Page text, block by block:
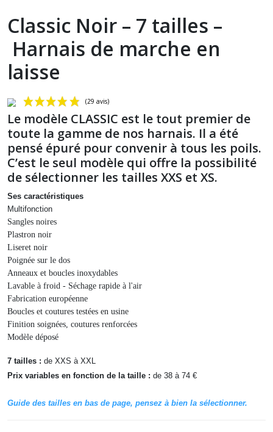
Classic Noir – 7 tailles –
Harnais de marche en
laisse
Le modèle CLASSIC est le tout premier de
toute la gamme de nos harnais. Il a été
pensé épuré pour convenir à tous les poils.
C’est le seul modèle qui offre la possibilité
de sélectionner les tailles XXS et XS.
Ses caractéristiques
Multifonction
Sangles noires
Plastron noir
Liseret noir
Poignée sur le dos
Anneaux et boucles inoxydables
Lavable à froid - Séchage rapide à l'air
Fabrication européenne
Boucles et coutures testées en usine
Finition soignées, coutures renforcées
Modèle déposé
7 tailles : de XXS à XXL
Prix variables en fonction de la taille : de 38 à 74 €
Guide des tailles en bas de page, pensez à bien la sélectionner.